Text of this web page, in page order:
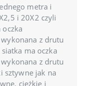
metra i
i 20X2 czyli
z drutu
ma oczka
z drutu
sztywne jak na
ciężkie i